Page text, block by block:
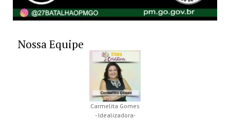
Nossa Equipe
Carmelita Gomes
- Idealizadora-